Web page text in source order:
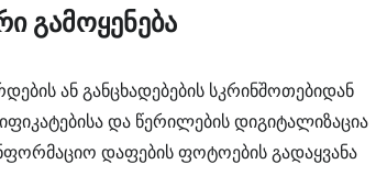
გამოყენება
ან განცხადებების სკრინშოთებიდან
და წერილების დიგიტალიზაცია
დაფების ფოტოების გადაყვანა